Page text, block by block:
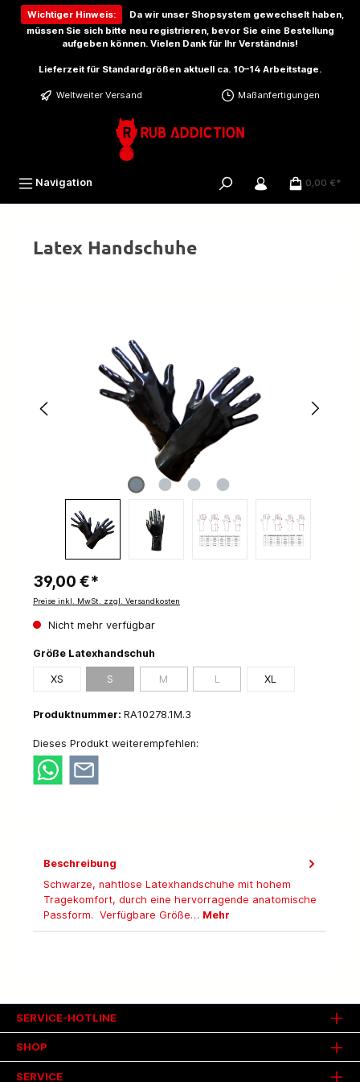
springen
Wichtiger Hinweis:
Da wir unser Shopsystem gewechselt haben,
müssen Sie sich bitte neu registrieren, bevor Sie eine Bestellung
aufgeben können. Vielen Dank für Ihr Verständnis!
Lieferzeit für Standardgrößen aktuell ca. 10–14 Arbeitstage.
Weltweiter Versand Maßanfertigungen
Navigation 0,00 €*
Latex Handschuhe
39,00 €*
Preise inkl. MwSt. zzgl. Versandkosten
Nicht mehr verfügbar
Größe Latexhandschuh
XS S M L XL
Produktnummer: RA10278.1M.3
Dieses Produkt weiterempfehlen:
Beschreibung
Schwarze, nahtlose Latexhandschuhe mit hohem
Tragekomfort, durch eine hervorragende anatomische
Passform. Verfügbare Größe… Mehr
SHOP
SERVICE
SERVICE-HOTLINE